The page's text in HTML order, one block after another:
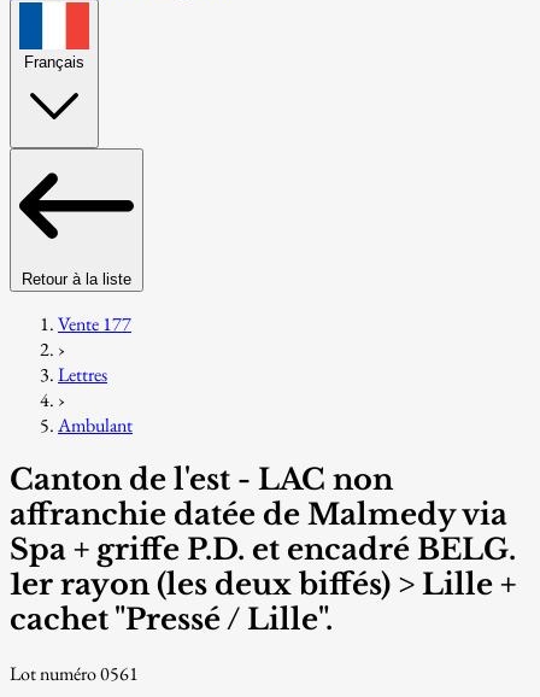
Français
Retour à la liste
Vente 177
›
Lettres
›
Ambulant
Canton de l'est - LAC non
affranchie datée de Malmedy via
Spa + griffe P.D. et encadré BELG.
1er rayon (les deux biffés) > Lille +
cachet "Pressé / Lille".
Lot numéro 0561